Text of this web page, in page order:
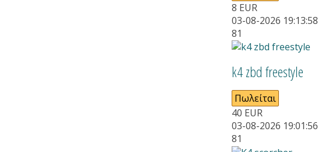
8 EUR
03-08-2026 19:13:58
81
k4 zbd freestyle
Πωλείται
40 EUR
03-08-2026 19:01:56
81